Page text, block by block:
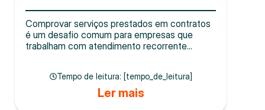
Comprovar serviços prestados em contratos
é um desafio comum para empresas que
trabalham com atendimento recorrente...
Tempo de leitura: [tempo_de_leitura]
Ler mais